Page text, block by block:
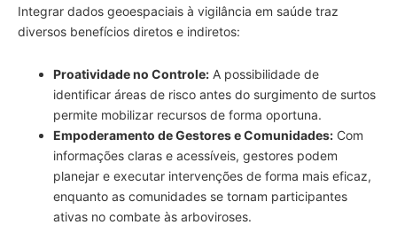
Integrar dados geoespaciais à vigilância em saúde traz
diversos benefícios diretos e indiretos:
Proatividade no Controle: A possibilidade de
identificar áreas de risco antes do surgimento de surtos
permite mobilizar recursos de forma oportuna.
Empoderamento de Gestores e Comunidades: Com
informações claras e acessíveis, gestores podem
planejar e executar intervenções de forma mais eficaz,
enquanto as comunidades se tornam participantes
ativas no combate às arboviroses.